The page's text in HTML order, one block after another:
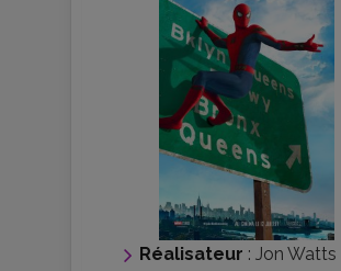
Réalisateur : Jon Watts